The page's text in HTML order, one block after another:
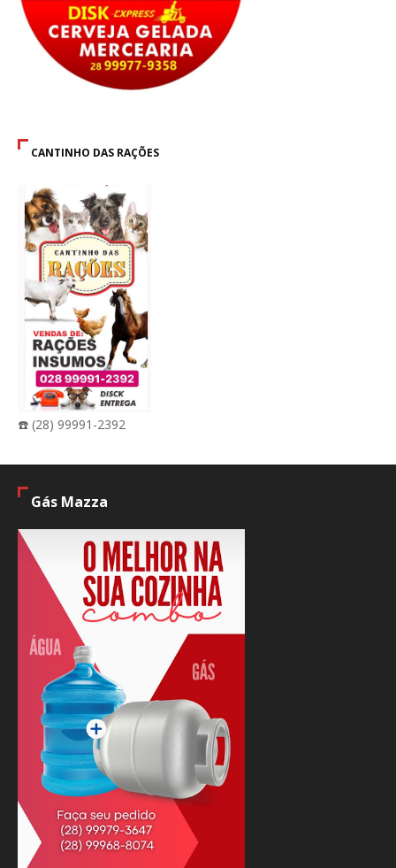
CANTINHO DAS RAÇÕES
☎️ (28) 99991-2392
Gás Mazza